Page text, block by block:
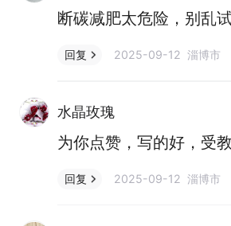
断碳减肥太危险，别乱试
回复 2025-09-12 淄博市
水晶玫瑰
为你点赞，写的好，受教
回复 2025-09-12 淄博市